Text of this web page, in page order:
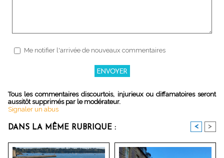
Me notifier l'arrivée de nouveaux commentaires
Tous les commentaires discourtois, injurieux ou diffamatoires seront
aussitôt supprimés par le modérateur.
Signaler un abus
DANS LA MÊME RUBRIQUE : < >